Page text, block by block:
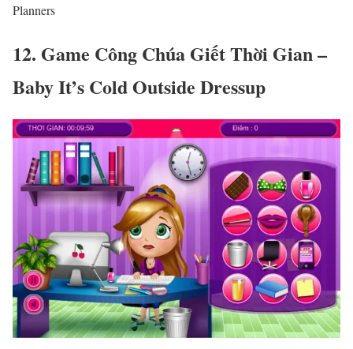
Planners
12. Game Công Chúa Giết Thời Gian –
Baby It’s Cold Outside Dressup